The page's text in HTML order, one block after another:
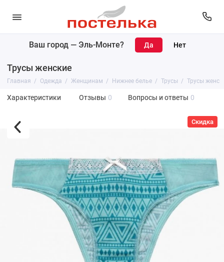
Ваш город — Эль-Монте?
Трусы женские
Главная Одежда Женщинам Нижнее белье Трусы Трусы
Характеристики Отзывы 0 Вопросы и ответы 0
Скидка